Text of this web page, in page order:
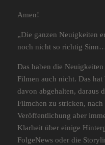
Amen!
„Die ganzen Neuigkeiten
noch nicht so richtig
Das haben die
Filmen auch nicht. Das hat
davon abgehalten, daraus
Filmchen zu stricken, nach
Veröffentlichung aber
Klarheit über einige
FolgeNews oder die